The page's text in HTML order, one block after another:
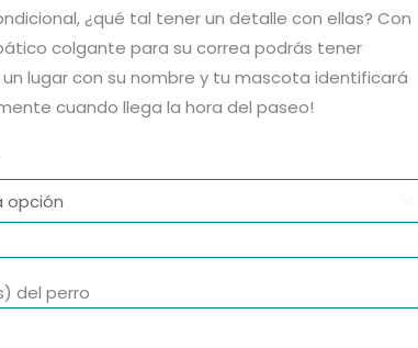
hasta
28,90 €
¿qué tal tener un detalle con ellas? Con
colgante para su correa podrás tener
lugar con su nombre y tu mascota identificará
cuando llega la hora del paseo!
del perro